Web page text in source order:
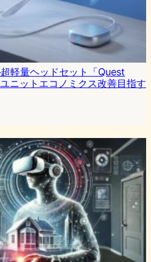
軽量ヘッドセット「Quest
ニットエコノミクス改善目指す